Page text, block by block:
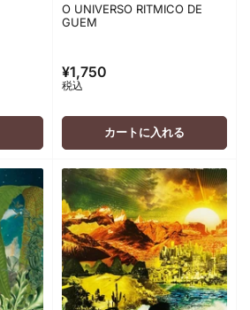
O UNIVERSO RITMICO DE
GUEM
通
常
価
¥1,750
税込
カートに入れる